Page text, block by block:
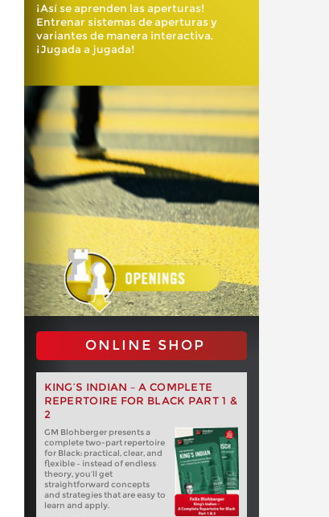
¡Así se aprenden las aperturas!
Entrenar sistemas de aperturas y
variantes de manera interactiva.
¡Jugada a jugada!
ONLINE SHOP
KING’S INDIAN – A COMPLETE
REPERTOIRE FOR BLACK PART 1 &
2
GM Blohberger presents a
complete two-part repertoire
for Black: practical, clear, and
flexible – instead of endless
theory, you’ll get
straightforward concepts
and strategies that are easy to
learn and apply.